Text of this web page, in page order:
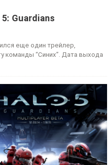
Guardians
еще один трейлер,
команды “Синих”. Дата выхода